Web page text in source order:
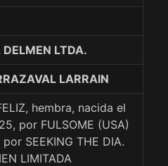
LTDA.
LARRAIN
hembra, nacida el
por FULSOME (USA)
SEEKING THE DIA.
LIMITADA